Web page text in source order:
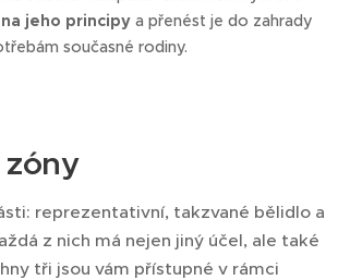
jeho principy a přenést je do zahrady
současné rodiny.
reprezentativní, takzvané bělidlo a
z nich má nejen jiný účel, ale také
tři jsou vám přístupné v rámci